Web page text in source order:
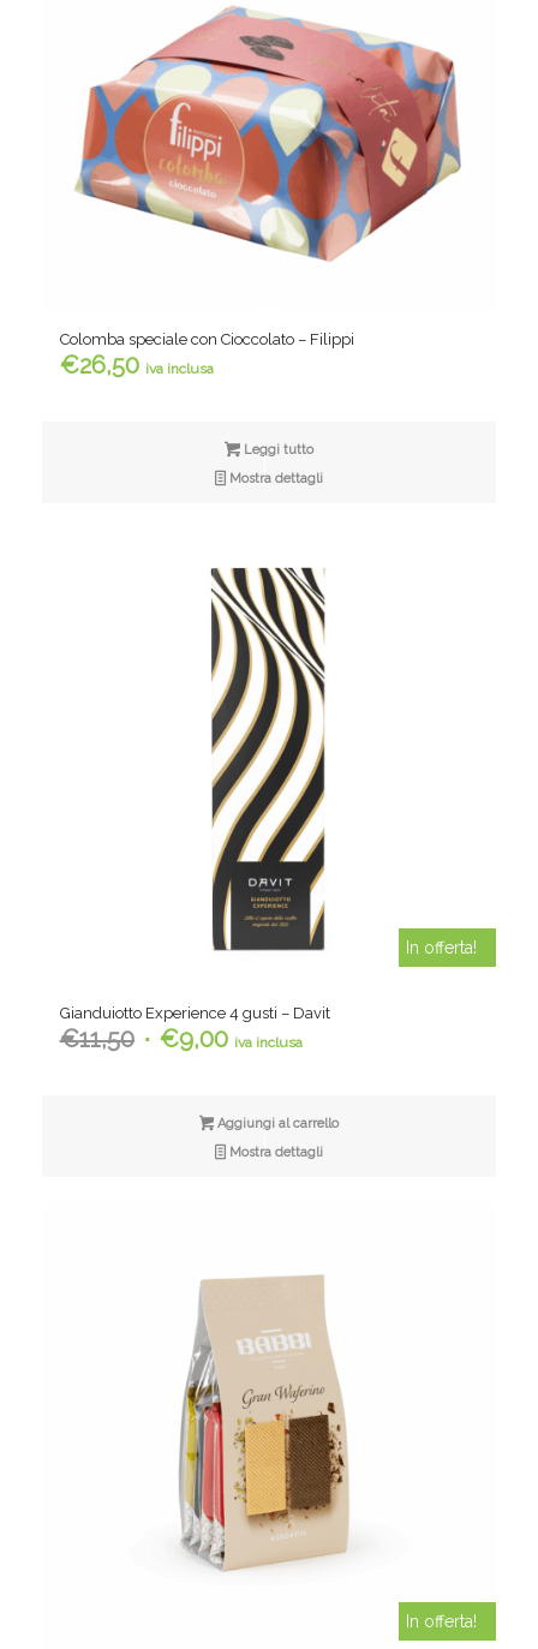
Colomba speciale con Cioccolato – Filippi
€26,50 iva inclusa
Leggi tutto
Mostra dettagli
Gianduiotto Experience 4 gusti – Davit
€11,50 Il
€11,50.
€9,00Il
è:
€9,00.
iva inclusa
In offerta!
Aggiungi al carrello
Mostra dettagli
In offerta!